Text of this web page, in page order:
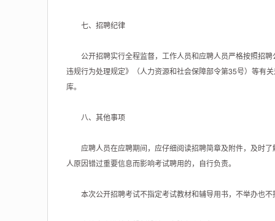
七、招聘纪律
公开招聘实行全程监督，工作人员和应聘人员严格按照招聘
违规行为处理规定》（人力资源和社会保障部令第35号）等有
库。
八、其他事项
应聘人员在应聘期间，应仔细阅读招聘简章及附件，及时了
人原因错过重要信息而影响考试聘用的，自行负责。
本次公开招聘考试不指定考试教材和辅导用书，不举办也不